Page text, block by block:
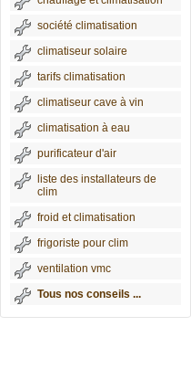
société climatisation
climatiseur solaire
tarifs climatisation
climatiseur cave à vin
climatisation à eau
purificateur d'air
liste des installateurs de
clim
froid et climatisation
frigoriste pour clim
ventilation vmc
Tous nos conseils ...